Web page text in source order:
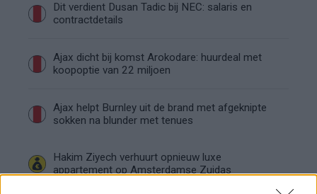
Dit verdient Dusan Tadic bij NEC: salaris en
contractdetails
Ajax dicht bij komst Arokodare: huurdeal met
koopoptie van 22 miljoen
Ajax helpt Burnley uit de brand met afgeknipte
sokken na blunder met tenues
Hakim Ziyech verhuurt opnieuw luxe
appartement op Amsterdamse Zuidas